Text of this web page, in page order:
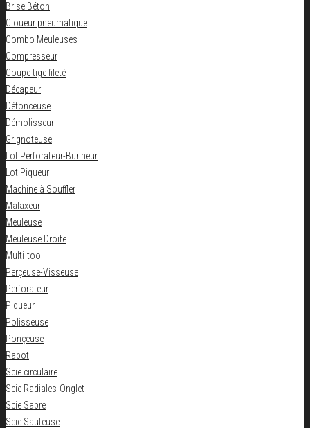
Brise Béton
Cloueur pneumatique
Combo Meuleuses
Compresseur
Coupe tige fileté
Décapeur
Défonceuse
Démolisseur
Grignoteuse
Lot Perforateur-Burineur
Lot Piqueur
Machine à Souffler
Malaxeur
Meuleuse
Meuleuse Droite
Multi-tool
Perçeuse-Visseuse
Perforateur
Piqueur
Polisseuse
Ponçeuse
Rabot
Scie circulaire
Scie Radiales-Onglet
Scie Sabre
Scie Sauteuse